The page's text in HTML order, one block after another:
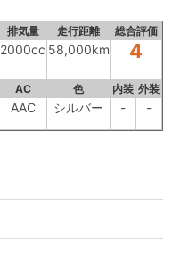
排気量 走行距離 総合評価
2000cc 58,000km 4
AC 色 内装 外装
AAC シルバー - -